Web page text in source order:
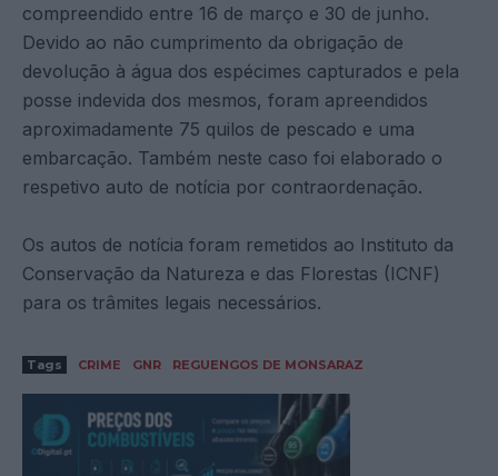
compreendido entre 16 de março e 30 de junho.
Devido ao não cumprimento da obrigação de
devolução à água dos espécimes capturados e pela
posse indevida dos mesmos, foram apreendidos
aproximadamente 75 quilos de pescado e uma
embarcação. Também neste caso foi elaborado o
respetivo auto de notícia por contraordenação.
Os autos de notícia foram remetidos ao Instituto da
Conservação da Natureza e das Florestas (ICNF)
para os trâmites legais necessários.
Tags CRIME GNR REGUENGOS DE MONSARAZ